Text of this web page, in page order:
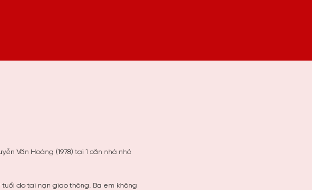
Văn Hoàng (1978) tại 1 căn nhà nhỏ
do tai nạn giao thông. Ba em không